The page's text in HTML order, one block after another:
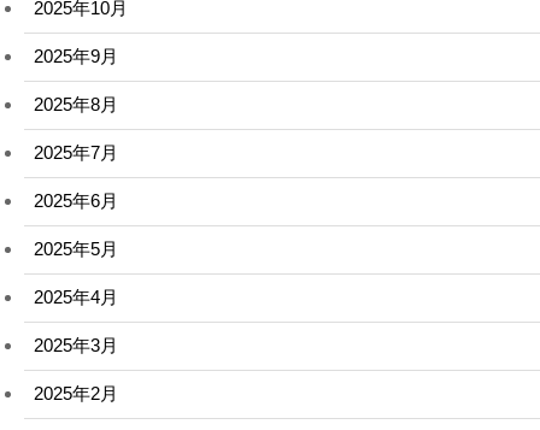
2025年10月
2025年9月
2025年8月
2025年7月
2025年6月
2025年5月
2025年4月
2025年3月
2025年2月